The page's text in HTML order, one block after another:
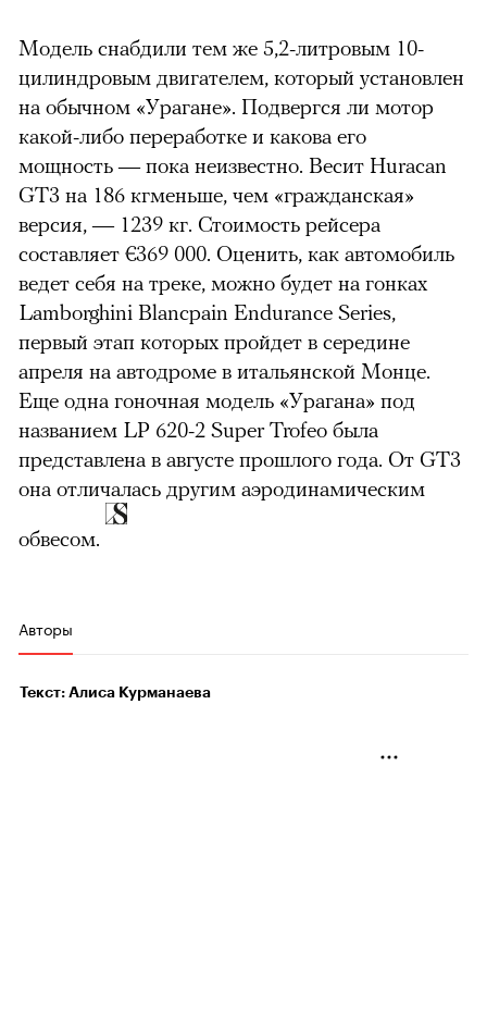
Модель снабдили тем же 5,2-литровым 10-
цилиндровым двигателем, который установлен
на обычном «Урагане». Подвергся ли мотор
какой-либо переработке и какова его
мощность — пока неизвестно. Весит Huracan
GT3 на 186 кгменьше, чем «гражданская»
версия, — 1239 кг. Стоимость рейсера
составляет €369 000. Оценить, как автомобиль
ведет себя на треке, можно будет на гонках
Lamborghini Blancpain Endurance Series,
первый этап которых пройдет в середине
апреля на автодроме в итальянской Монце.
Еще одна гоночная модель «Урагана» под
названием LP 620-2 Super Trofeo была
представлена в августе прошлого года. От GT3
она отличалась другим аэродинамическим
обвесом.
Авторы
Текст: Алиса Курманаева